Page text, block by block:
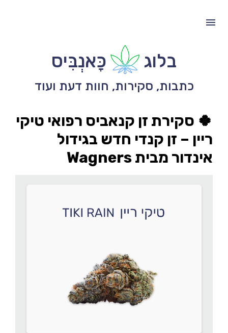
בלוג כָּאנְבִּיס
כתבות, סקירות, חוות דעת ועוד
🍀 סקירת זן קנאביס רפואי טיקי
ריין – זן קנדי חדש בגידול
אינדור מבית Wagners